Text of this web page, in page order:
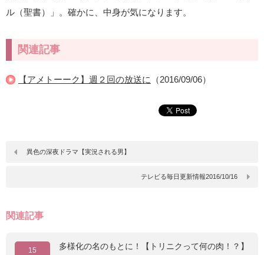
ル（聖書）」。確かに、中身が気になります。
関連記事
【アメトーーク】週２回の放送に （2016/09/06）
異色の深夜ドラマ【実況される男】
テレビる毎日更新情報2016/10/16
関連記事
15 多様化の名のもとに！【トリニクって何の肉！？】